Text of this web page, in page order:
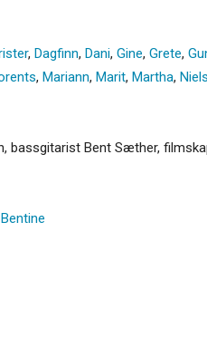
, Dagfinn, Dani, Gine, Grete,
, Mariann, Marit, Martha, Niels
bassgitarist Bent Sæther,
Bentine